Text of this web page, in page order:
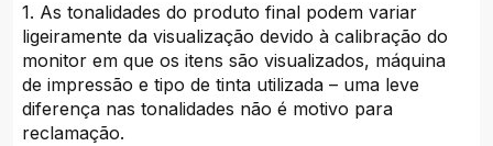
1. As tonalidades do produto final podem variar
ligeiramente da visualização devido à calibração do
monitor em que os itens são visualizados, máquina
de impressão e tipo de tinta utilizada – uma leve
diferença nas tonalidades não é motivo para
reclamação.